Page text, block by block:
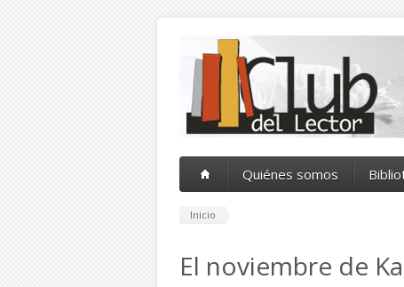
Quiénes somos
Inicio
El noviembre de